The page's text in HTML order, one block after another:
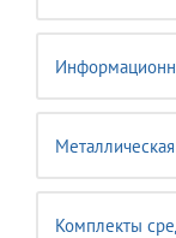
Комплекты